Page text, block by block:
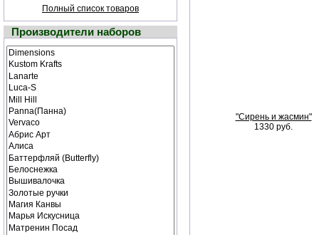
Полный список товаров
Производители наборов
"Сирень и жасмин"
1330 руб.